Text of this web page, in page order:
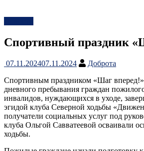
Спортивный праздник
07.11.202407.11.2024
Доброта
Спортивным праздником «Шаг вперед!»
дневного пребывания граждан
инвалидов, нуждающихся в уходе,
эгидой клуба Северной ходьбы
получатели социальных услуг под
клуба Ольгой Савватеевой осваивали
ходьбы.